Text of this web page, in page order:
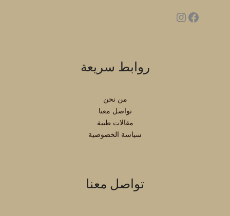
روابط سريعة
من نحن
تواصل معنا
مقالات طبية
سياسة الخصوصية
تواصل معنا